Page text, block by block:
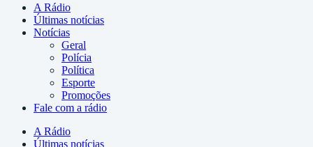
A Rádio
Últimas notícias
Notícias
Geral
Polícia
Política
Esporte
Promoções
Fale com a rádio
A Rádio
Últimas notícias